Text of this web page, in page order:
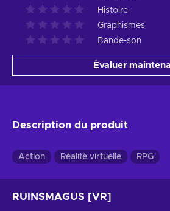
Histoire
Graphismes
Bande-son
Évaluer
Description du produit
Action Réalité virtuelle RPG
RUINSMAGUS [VR]